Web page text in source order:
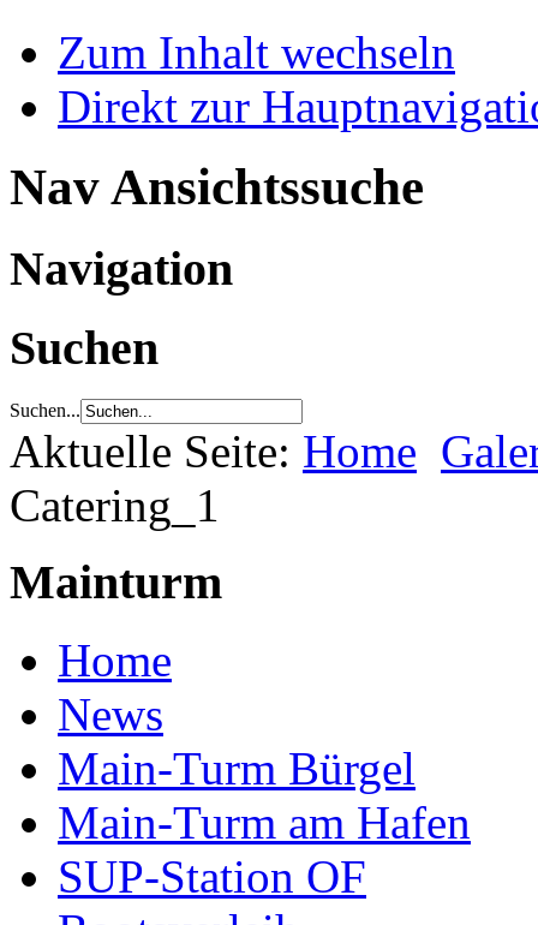
Zum Inhalt wechseln
Direkt zur
Nav Ansichtssuche
Navigation
Suchen
Suchen...
Aktuelle Seite: Home
Catering_1
Mainturm
Home
News
Main-Turm Bürgel
Main-Turm am Hafen
SUP-Station OF